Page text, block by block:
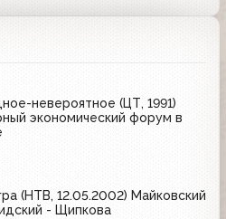
невероятное (ЦТ, 1991)
экономический форум в
(НТВ, 12.05.2002) Майковский
- Щипкова